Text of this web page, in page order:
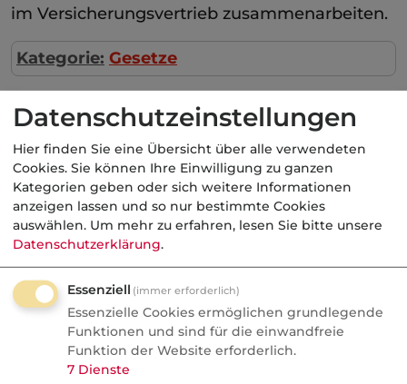
im Versicherungsvertrieb zusammenarbeiten.
Kategorie: Gesetze
AktuelleNachrichten
07.08.2026
FONDS professionell
Studie: Ungleiche
Besteuerung begünstigte
Französische Revolution
Politik
Datenschutzeinstellungen
Hier finden Sie eine Übersicht über alle verwendeten
Cookies. Sie können Ihre Einwilligung zu ganzen
Kategorien geben oder sich weitere Informationen
anzeigen lassen und so nur bestimmte Cookies
auswählen. Um mehr zu erfahren, lesen Sie bitte unsere
Datenschutzerklärung.
Essenziell (immer erforderlich)
Essenzielle Cookies ermöglichen grundlegende
Funktionen und sind für die einwandfreie
Funktion der Website erforderlich.
7 Dienste